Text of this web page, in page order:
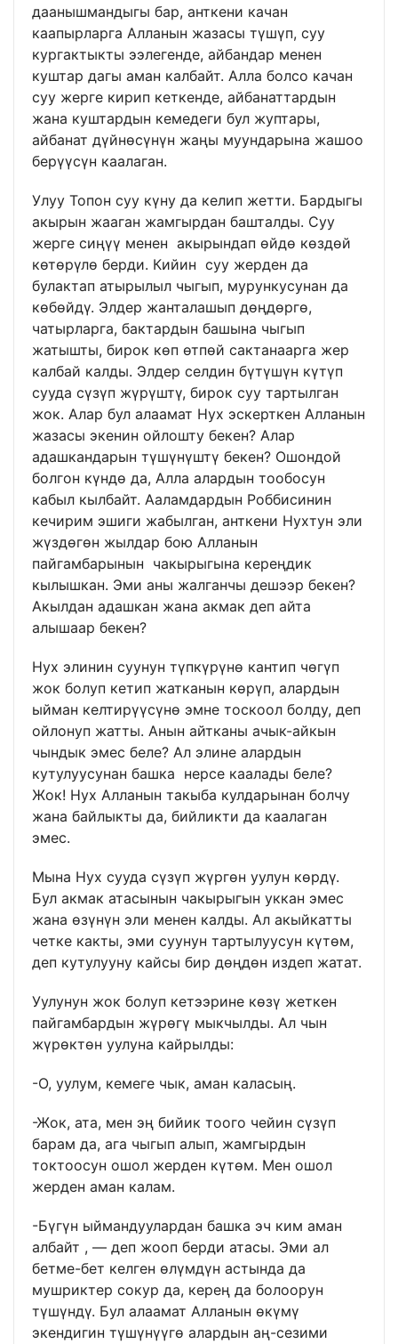
даанышмандыгы бар, анткени качан
каапырларга Алланын жазасы түшүп, суу
кургактыкты ээлегенде, айбандар менен
куштар дагы аман калбайт. Алла болсо качан
суу жерге кирип кеткенде, айбанаттардын
жана куштардын кемедеги бул жуптары,
айбанат дүйнөсүнүн жаңы муундарына жашоо
берүүсүн каалаган.
Улуу Топон суу күну да келип жетти. Бардыгы
акырын жааган жамгырдан башталды. Суу
жерге сиңүү менен акырындап өйдө көздөй
көтөрүлө берди. Кийин суу жерден да
булактап атырылыл чыгып, мурункусунан да
көбөйдү. Элдер жанталашып дөңдөргө,
чатырларга, бактардын башына чыгып
жатышты, бирок көп өтпөй сактанаарга жер
калбай калды. Элдер селдин бүтүшүн күтүп
сууда сүзүп жүрүштү, бирок суу тартылган
жок. Алар бул алаамат Нух эскерткен Алланын
жазасы экенин ойлошту бекен? Алар
адашкандарын түшүнүштү бекен? Ошондой
болгон күндө да, Алла алардын тообосун
кабыл кылбайт. Ааламдардын Роббисинин
кечирим эшиги жабылган, анткени Нухтун эли
жүздөгөн жылдар бою Алланын
пайгамбарынын чакырыгына кереңдик
кылышкан. Эми аны жалганчы дешээр бекен?
Акылдан адашкан жана акмак деп айта
алышаар бекен?
Нух элинин суунун түпкүрүнө кантип чөгүп
жок болуп кетип жатканын көрүп, алардын
ыйман келтирүүсүнө эмне тоскоол болду, деп
ойлонуп жатты. Анын айтканы ачык-айкын
чындык эмес беле? Ал элине алардын
кутулуусунан башка нерсе каалады беле?
Жок! Нух Алланын такыба кулдарынан болчу
жана байлыкты да, бийликти да каалаган
эмес.
Мына Нух сууда сүзүп жүргөн уулун көрдү.
Бул акмак атасынын чакырыгын уккан эмес
жана өзүнүн эли менен калды. Ал акыйкатты
четке какты, эми суунун тартылуусун күтөм,
деп кутулууну кайсы бир дөңдөн издеп жатат.
Уулунун жок болуп кетээрине көзү жеткен
пайгамбардын жүрөгү мыкчылды. Ал чын
жүрөктөн уулуна кайрылды:
-О, уулум, кемеге чык, аман каласың.
-Жок, ата, мен эң бийик тоого чейин сүзүп
барам да, ага чыгып алып, жамгырдын
токтоосун ошол жерден күтөм. Мен ошол
жерден аман калам.
-Бүгүн ыймандуулардан башка эч ким аман
албайт , — деп жооп берди атасы. Эми ал
бетме-бет келген өлүмдүн астында да
мушриктер сокур да, керең да болоорун
түшүндү. Бул алаамат Алланын өкүмү
экендигин түшүнүүгө алардын аң-сезими